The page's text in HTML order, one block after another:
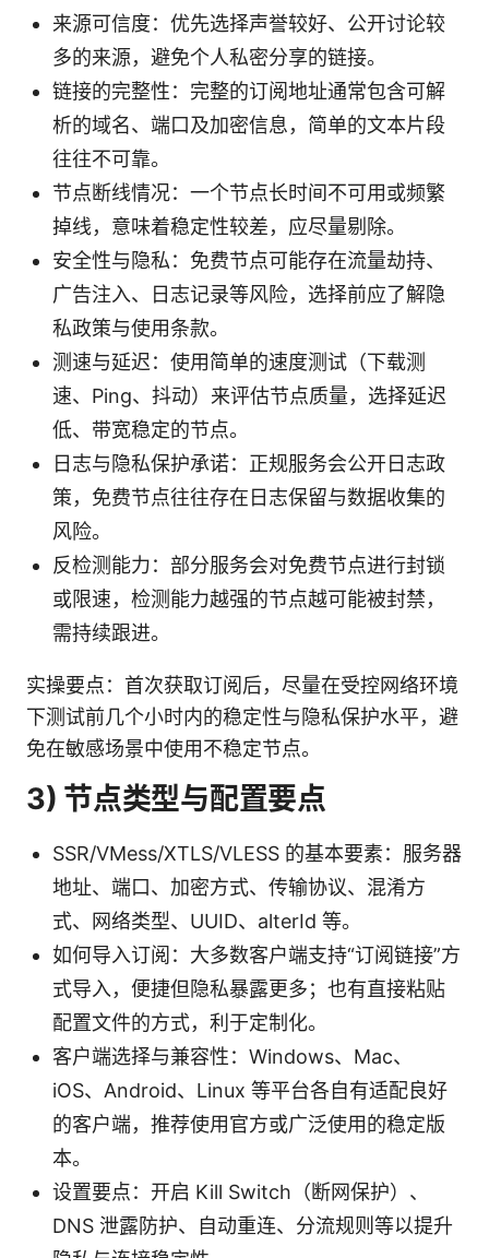
来源可信度：优先选择声誉较好、公开讨论较
多的来源，避免个人私密分享的链接。
链接的完整性：完整的订阅地址通常包含可解
析的域名、端口及加密信息，简单的文本片段
往往不可靠。
节点断线情况：一个节点长时间不可用或频繁
掉线，意味着稳定性较差，应尽量剔除。
安全性与隐私：免费节点可能存在流量劫持、
广告注入、日志记录等风险，选择前应了解隐
私政策与使用条款。
测速与延迟：使用简单的速度测试（下载测
速、Ping、抖动）来评估节点质量，选择延迟
低、带宽稳定的节点。
日志与隐私保护承诺：正规服务会公开日志政
策，免费节点往往存在日志保留与数据收集的
风险。
反检测能力：部分服务会对免费节点进行封锁
或限速，检测能力越强的节点越可能被封禁，
需持续跟进。
实操要点：首次获取订阅后，尽量在受控网络环境
下测试前几个小时内的稳定性与隐私保护水平，避
免在敏感场景中使用不稳定节点。
3) 节点类型与配置要点
SSR/VMess/XTLS/VLESS 的基本要素：服务器
地址、端口、加密方式、传输协议、混淆方
式、网络类型、UUID、alterId 等。
如何导入订阅：大多数客户端支持“订阅链接”方
式导入，便捷但隐私暴露更多；也有直接粘贴
配置文件的方式，利于定制化。
客户端选择与兼容性：Windows、Mac、
iOS、Android、Linux 等平台各自有适配良好
的客户端，推荐使用官方或广泛使用的稳定版
本。
设置要点：开启 Kill Switch（断网保护）、
DNS 泄露防护、自动重连、分流规则等以提升